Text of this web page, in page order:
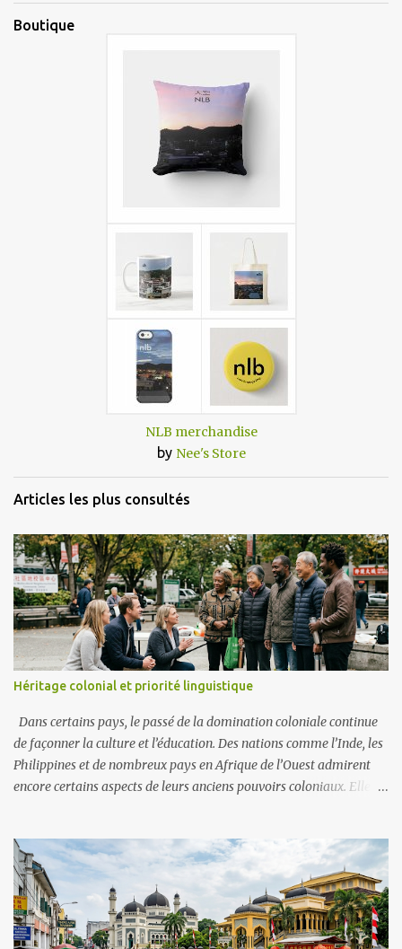
Boutique
NLB merchandise
by Nee's Store
Articles les plus consultés
Héritage colonial et priorité linguistique
Dans certains pays, le passé de la domination coloniale continue
de façonner la culture et l’éducation. Des nations comme l’Inde, les
Philippines et de nombreux pays en Afrique de l’Ouest admirent
encore certains aspects de leurs anciens pouvoirs coloniaux. Elles
vers la vie moderne, les emplois mondiaux et le respect. Exemples
En Afrique francophone, le français reste la langue du
gouvernement et des écoles, considéré comme un signe de statut.
Aux Philippines, l’anglais est dominant dans les affaires et les
universités, souvent plus important que les langues locales. Au